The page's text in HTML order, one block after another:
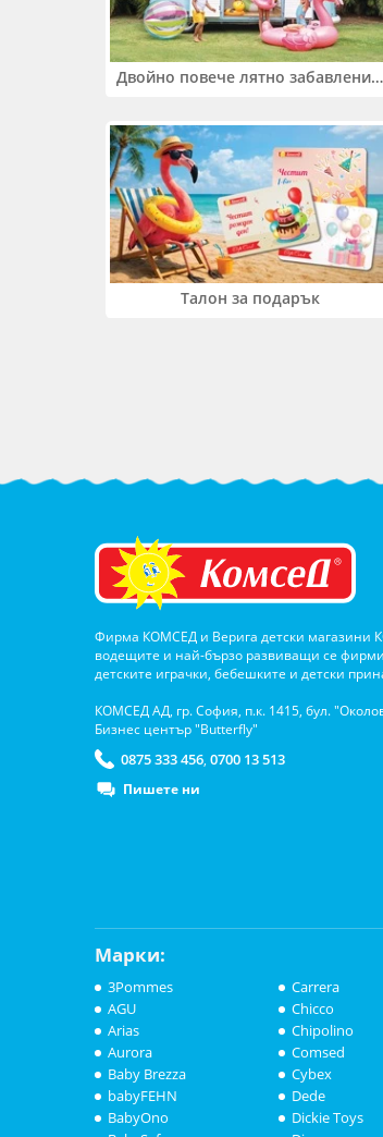
Двойно повече лятно забавление! Купи 2 продукта INTEX и вземи -33%
Талон за подарък
Фирма КОМСЕД и Верига детски магазини
водещите и най-бързо развиващи се фирми
детските играчки, бебешките и детски
КОМСЕД АД, гр. София, п.к. 1415, бул.
Бизнес център "Butterfly"
0875 333 456, 0700 13 513
Пишете ни
Марки:
3Pommes
AGU
Arias
Aurora
Baby Brezza
babyFEHN
BabyOno
Carrera
Chicco
Chipolino
Comsed
Cybex
Dede
Dickie Toys